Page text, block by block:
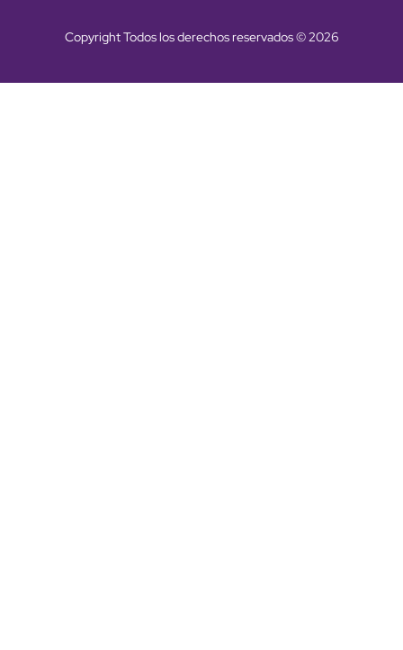
Copyright Todos los derechos reservados © 2026